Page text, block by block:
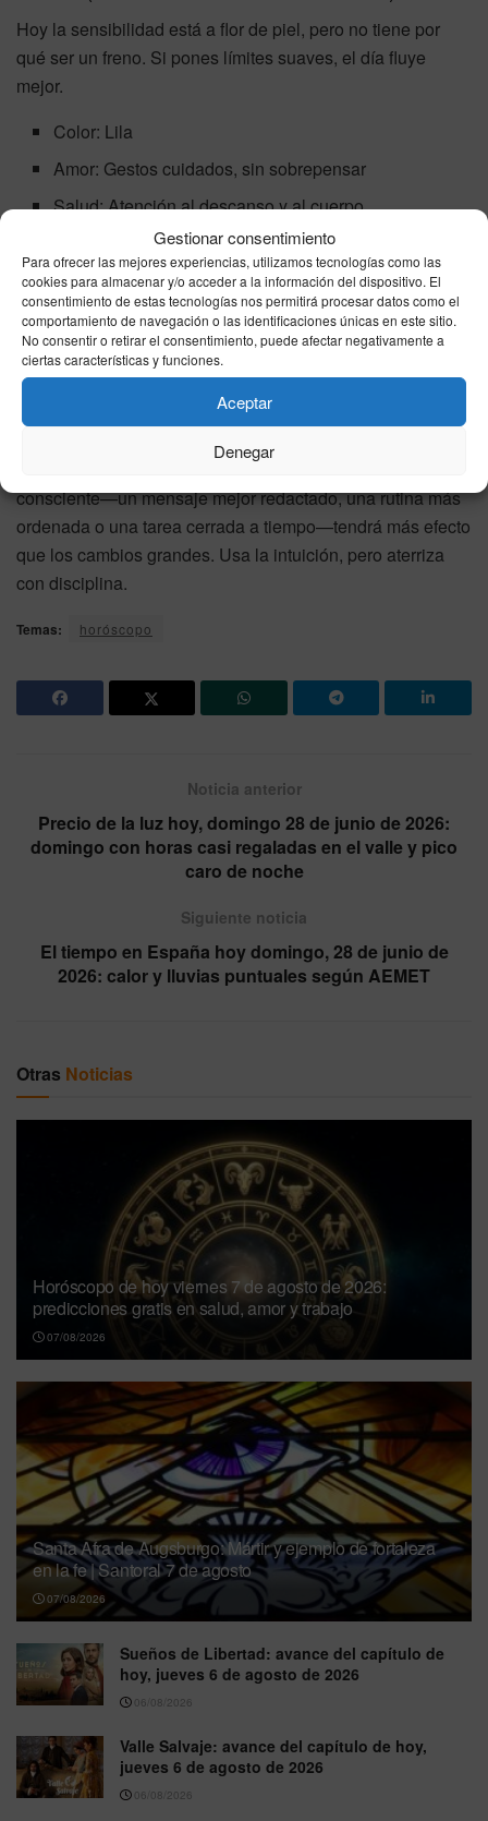
Gestionar consentimiento
Para ofrecer las mejores experiencias, utilizamos tecnologías como las
cookies para almacenar y/o acceder a la información del dispositivo. El
consentimiento de estas tecnologías nos permitirá procesar datos como el
comportamiento de navegación o las identificaciones únicas en este sitio.
No consentir o retirar el consentimiento, puede afectar negativamente a
ciertas características y funciones.
Aceptar
Denegar
Hoy la sensibilidad está a flor de piel, pero no tiene por
qué ser un freno. Si pones límites suaves, el día fluye
mejor.
Color: Lila
Amor: Gestos cuidados, sin sobrepensar
Salud: Atención al descanso y al cuerpo
Dinero: Evita decisiones impulsivas
Número de la suerte: 12
Lee tu horóscopo semanal completo de Piscis
Consejo astral para hoy
Domingo 28 de junio: elige una sola cosa para mejorar en
y déjala bien hecha. Un repaso
consciente—un mensaje mejor redactado, una rutina más
ordenada o una tarea cerrada a tiempo—tendrá más efecto
que los cambios grandes. Usa la intuición, pero aterriza
con disciplina.
Temas: horóscopo
Noticia anterior
Precio de la luz hoy, domingo 28 de junio de 2026:
domingo con horas casi regaladas en el valle y pico
caro de noche
Siguiente noticia
El tiempo en España hoy domingo, 28 de junio de
2026: calor y lluvias puntuales según AEMET
Otras Noticias
Horóscopo de hoy viernes 7 de agosto de 2026:
predicciones gratis en salud, amor y trabajo
07/08/2026
Santa Afra de Augsburgo: Mártir y ejemplo de fortaleza
en la fe | Santoral 7 de agosto
07/08/2026
Sueños de Libertad: avance del capítulo de
hoy, jueves 6 de agosto de 2026
06/08/2026
Valle Salvaje: avance del capítulo de hoy,
jueves 6 de agosto de 2026
06/08/2026